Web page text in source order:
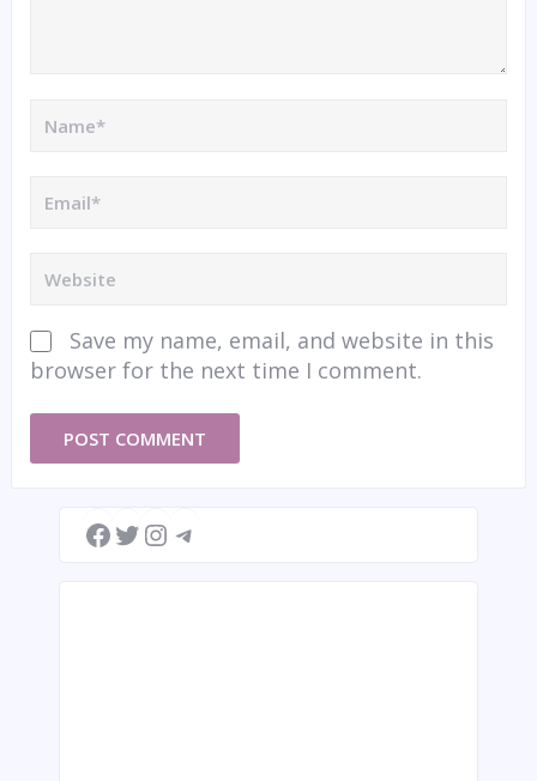
Save my name, email, and website in this
browser for the next time I comment.
Facebook
TwitterInstagram